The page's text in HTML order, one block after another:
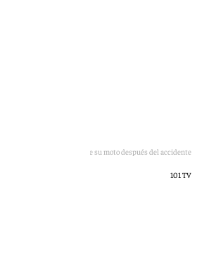
y a la derecha el estado de su moto después del accidente
101 TV